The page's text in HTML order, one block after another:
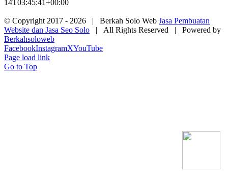
14T03:45:41+00:00
© Copyright 2017 - 2026 | Berkah Solo Web Jasa Pembuatan
Website dan Jasa Seo Solo | All Rights Reserved | Powered by
Berkahsoloweb
FacebookInstagramXYouTube
Page load link
Go to Top